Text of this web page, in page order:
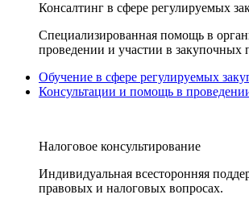
Консалтинг в сфере регулируемых
Специализированная помощь в
проведении и участии в закупочных
Обучение в сфере регулируемых
Консультации и помощь в
Налоговое консультирование
Индивидуальная всесторонняя
правовых и налоговых вопросах.